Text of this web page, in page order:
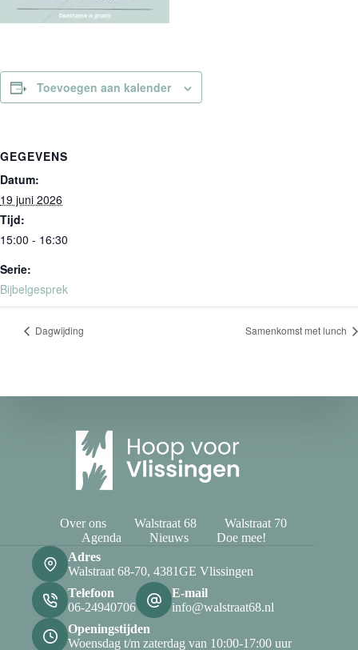
Toevoegen aan kalender
GEGEVENS
Datum:
19 juni 2026
Tijd:
15:00 - 16:30
Serie:
Bijbelgesprek
Dagwijding Samenkomst met lunch
Over ons Walstraat 68
Walstraat 70
Agenda
Nieuws
Doe mee!
Adres
Walstraat 68-70, 4381GE Vlissingen
Telefoon
06-24940706
E-mail
info@walstraat68.nl
Openingstijden
Woensdag t/m zaterdag van 10:00-17:00 uur